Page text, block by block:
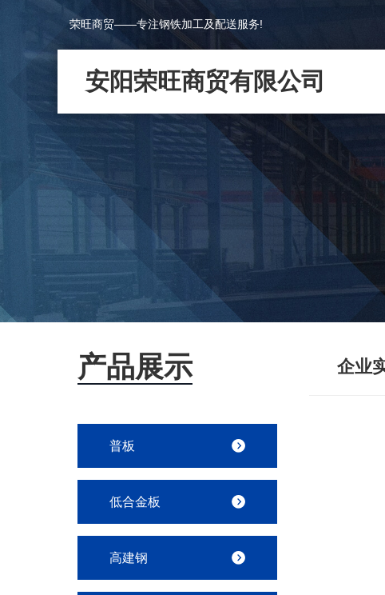
荣旺商贸——专注钢铁加工及配送服务!
安阳荣旺商贸有限公司
产品展示
普板
低合金板
高建钢
企业